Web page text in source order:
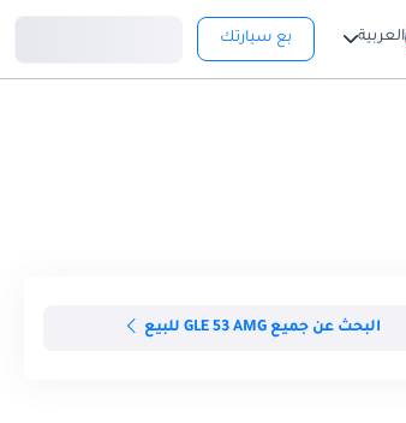
العربية بع سيارتك
البحث عن جميع GLE 53 AMG للبيع